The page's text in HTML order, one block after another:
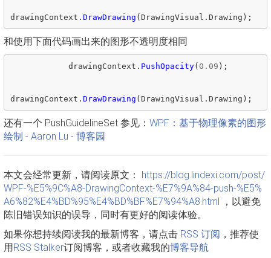
drawingContext . DrawDrawing (DrawingVisual . Drawing );
和使用下面代码画出来的图形不透明度相同
drawingContext . PushOpacity( 0.09 );
drawingContext . DrawDrawing (DrawingVisual . Drawing );
还有一个 PushGuidelineSet 参见： WPF：基于物理像素的图形
绘制 - Aaron Lu - 博客园
本文会经常更新，请阅读原文： https://blog.lindexi.com/post/
WPF-%E5%9C%A8-DrawingContext-%E7%9A%84-push-%E5%
A6%82%E4%BD%95%E4%BD%BF%E7%94%A8.html ，以避免
陈旧错误知识的误导，同时有更好的阅读体验。
如果你想持续阅读我的最新博客，请点击 RSS 订阅 ，推荐使
用RSS Stalker订阅博客，或者收藏我的博客导航